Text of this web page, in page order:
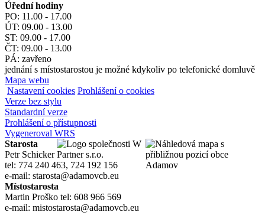
Úřední hodiny
PO: 11.00 - 17.00
ÚT: 09.00 - 13.00
ST: 09.00 - 17.00
ČT: 09.00 - 13.00
PÁ: zavřeno
jednání s místostarostou je možné kdykoliv po telefonické domluvě
Mapa webu
Nastavení cookies Prohlášení o cookies
Verze bez stylu
Standardní verze
Prohlášení o přístupnosti
Vygeneroval WRS
Starosta
Petr Schicker
tel: 774 240 463, 724 192 156
e-mail: starosta@adamovcb.eu
Místostarosta
Martin Proško tel: 608 966 569
e-mail: mistostarosta@adamovcb.eu